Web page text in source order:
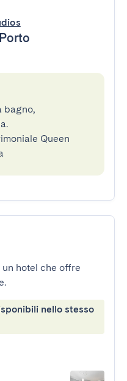
Porto
bagno,
Queen
hotel che offre
nello stesso